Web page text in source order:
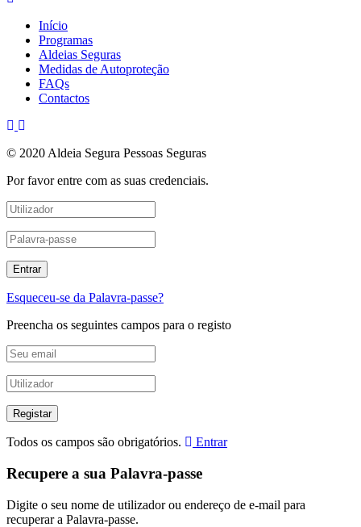
Início
Programas
Aldeias Seguras
Medidas de Autoproteção
FAQs
Contactos
© 2020 Aldeia Segura Pessoas Seguras
Por favor entre com as suas credenciais.
Esqueceu-se da Palavra-passe?
Preencha os seguintes campos para o registo
Todos os campos são obrigatórios. Entrar
Recupere a sua Palavra-passe
Digite o seu nome de utilizador ou endereço de e-mail para
recuperar a Palavra-passe.